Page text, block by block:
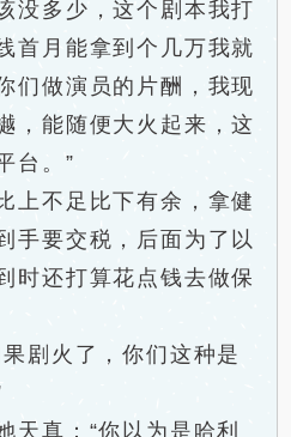
没多少，这个剧本我打
首月能拿到个几万我就
们做演员的片酬，我现
，能随便大火起来，这
台。”
不足比下有余，拿健
手要交税，后面为了以
时还打算花点钱去做保
剧火了，你们这种是
真：“你以为是哈利